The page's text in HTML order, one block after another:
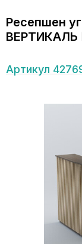
Ресепшен
Артикул